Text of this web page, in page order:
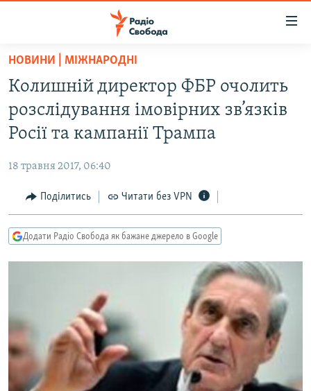
Перейти
основного
матеріалу
Перейти
до
основної
навігації
Перейти
до
пошуку
СТАТТІ
ЕКОНОМІКА
СУСПІЛЬСТВО
РОСІЙСЬКА «ФІЛЬТРАЦІЯ»
ДОНБАС.РЕАЛІЇ
ТИ ЯК?
КИТАЙ.ВИКЛИКИ
МУЛЬТИМЕДІА
ФОТО
СПЕЦПРОЄКТИ
НОВИНИ | МІЖНАРОДНІ
Колишній директор ФБР очолить
розслідування імовірних зв’язків
Росії та кампанії Трампа
18 травня 2017, 06:40
Поділитись Читати без VPN
Додати Радіо Свобода як бажане джерело в Google